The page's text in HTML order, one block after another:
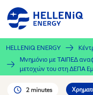
Παράκαμψη
προς
κυρίως
περιεχόμενο
HELLENiQ ENERGY
Μνημόνιο με ΤΑΙΠΕΔ
μετοχών του στη ΔΕΠΑ
2 minutes